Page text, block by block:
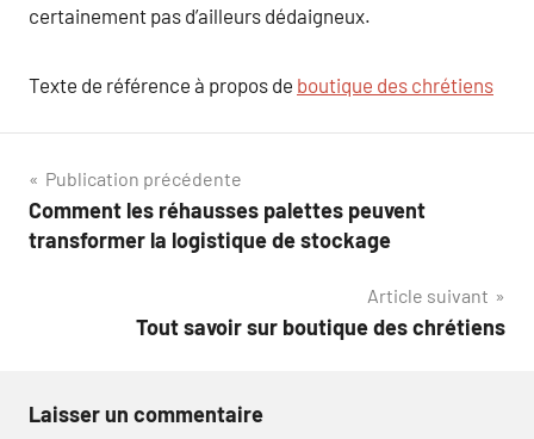
certainement pas d’ailleurs dédaigneux.
Texte de référence à propos de boutique des chrétiens
Navigation
de
Publication précédente
Comment les réhausses palettes peuvent
transformer la logistique de stockage
Article suivant
Tout savoir sur boutique des chrétiens
Laisser un commentaire